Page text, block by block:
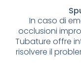
In caso di
occlusioni
Tubature offre
risolvere il